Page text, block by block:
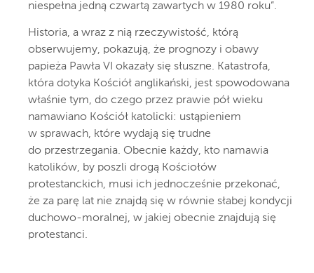
niespełna jedną czwartą zawartych w 1980 roku”.
Historia, a wraz z nią rzeczywistość, którą
obserwujemy, pokazują, że prognozy i obawy
papieża Pawła VI okazały się słuszne. Katastrofa,
która dotyka Kościół anglikański, jest spowodowana
właśnie tym, do czego przez prawie pół wieku
namawiano Kościół katolicki: ustąpieniem
w sprawach, które wydają się trudne
do przestrzegania. Obecnie każdy, kto namawia
katolików, by poszli drogą Kościołów
protestanckich, musi ich jednocześnie przekonać,
że za parę lat nie znajdą się w równie słabej kondycji
duchowo-moralnej, w jakiej obecnie znajdują się
protestanci.